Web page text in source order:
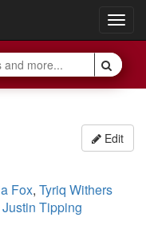
Edit
Fox, Tyriq Withers
Justin Tipping